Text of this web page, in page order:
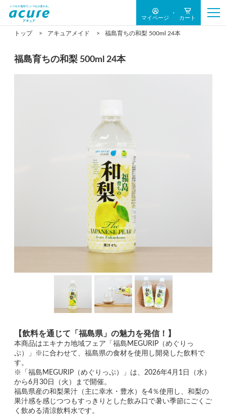
マイページ カート
トップ アキュアメイド 福島育ちの和梨 500ml 24本
福島育ちの和梨 500ml 24本
【飲料を通じて「福島県」の魅力を発信！】
本商品はエキナカ地域フェア「福島MEGURIP（めぐりっ
ぷ）」※に合わせて、福島県の食材を使用し開発した飲料で
す。
※「福島MEGURIP（めぐりっぷ）」は、2026年4月1日（水）
から6月30日（火）まで開催。
福島県産の和梨果汁（主に幸水・豊水）を4％使用し、和梨の
果汁感を感じつつもすっきりとした飲み口で暑い季節にごくご
く飲める清涼飲料水です。